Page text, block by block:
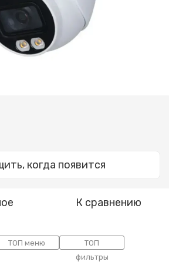
когда появится
К сравнению
ТОП меню
ТОП
фильтры